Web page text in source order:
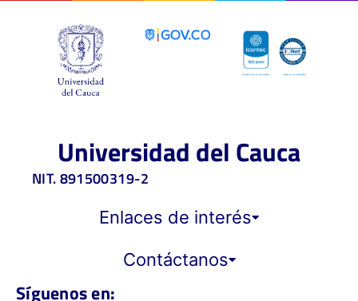
Universidad del Cauca
NIT. 891500319-2
Enlaces de interés
Contáctanos
Síguenos en: